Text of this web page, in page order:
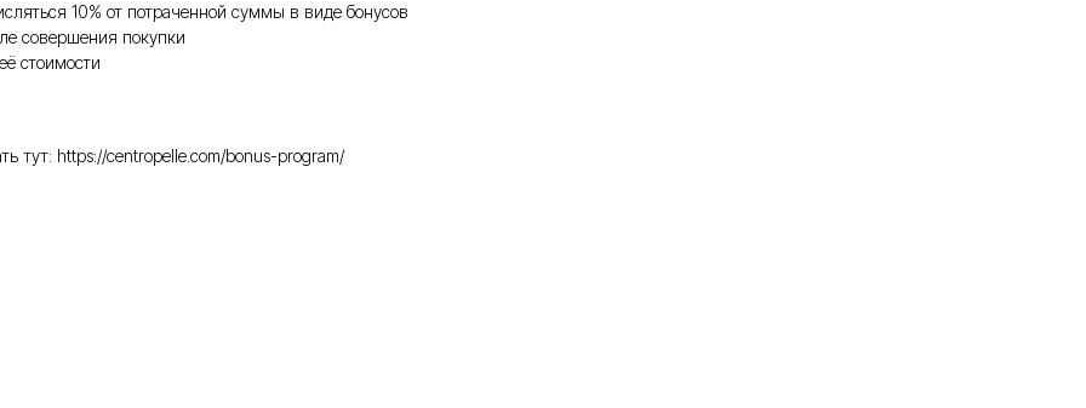
10% от потраченной суммы в виде бонусов
совершения покупки
стоимости
тут: https://centropelle.com/bonus-program/